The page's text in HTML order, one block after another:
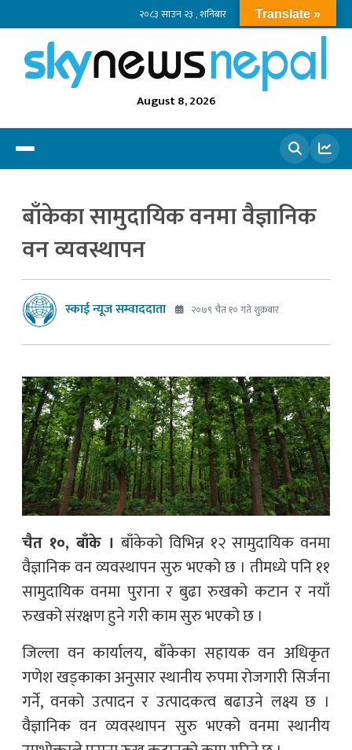
२०८३ साउन २३ , शनिबार
August 8, 2026
बाँकेका सामुदायिक वनमा वैज्ञानिक
वन व्यवस्थापन
स्काई न्यूज सम्वाददाता २०७९ चैत १० गते शुक्रबार
चैत १०, बाँके । बाँकेको विभिन्न १२ सामुदायिक वनमा
वैज्ञानिक वन व्यवस्थापन सुरु भएको छ । तीमध्ये पनि ११
सामुदायिक वनमा पुराना र बुढा रुखको कटान र नयाँ
रुखको संरक्षण हुने गरी काम सुरु भएको छ ।
जिल्ला वन कार्यालय, बाँकेका सहायक वन अधिकृत
गणेश खड्काका अनुसार स्थानीय रुपमा रोजगारी सिर्जना
गर्ने, वनको उत्पादन र उत्पादकत्व बढाउने लक्ष्य छ ।
वैज्ञानिक वन व्यवस्थापन सुरु भएको वनमा स्थानीय
Translate »